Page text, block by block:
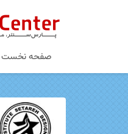
صفحه نخست